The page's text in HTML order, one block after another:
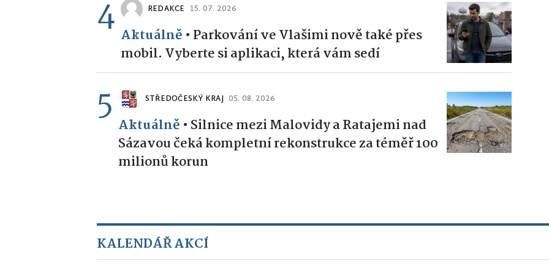
4 REDAKCE 15. 07. 2026
Aktuálně • Parkování ve Vlašimi nově také přes
mobil. Vyberte si aplikaci, která vám sedí
5 STŘEDOČESKÝ KRAJ 05. 08. 2026
Aktuálně • Silnice mezi Malovidy a Ratajemi nad
Sázavou čeká kompletní rekonstrukce za téměř 100
milionů korun
KALENDÁŘ AKCÍ